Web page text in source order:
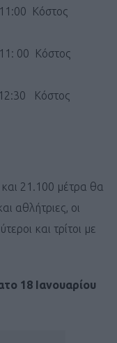
Κόστος
00 Κόστος
Κόστος
21.100 μέτρα θα
αθλήτριες, οι
και τρίτοι με
18 Ιανουαρίου